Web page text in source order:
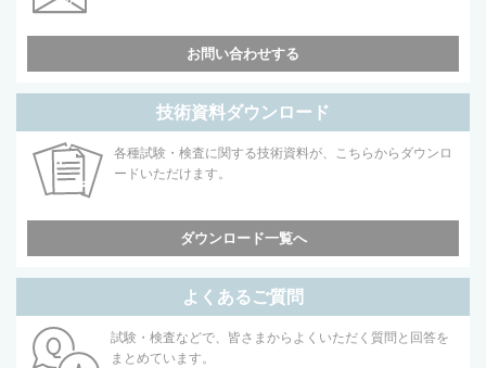
お問い合わせする
技術資料ダウンロード
各種試験・検査に関する技術資料が、こちらからダウンロ
ードいただけます。
ダウンロード一覧へ
よくあるご質問
試験・検査などで、皆さまからよくいただく質問と回答を
まとめています。